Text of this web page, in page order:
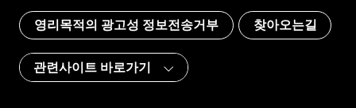
영리목적의 광고성 정보전송거부 찾아오는길